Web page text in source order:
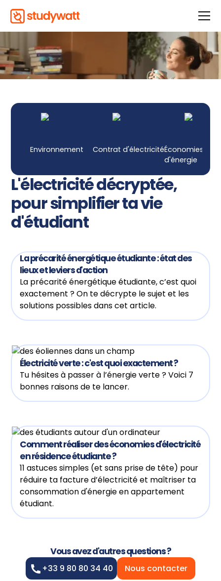
Environnement Contrat d'électricitéÉconomies
d'énergie
L'électricité décryptée,
pour simplifier ta vie
d'étudiant
La précarité énergétique étudiante : état des
lieux et leviers d'action
La précarité énergétique étudiante, c’est quoi
exactement ? On te décrypte le sujet et les
solutions possibles dans cet article.
Électricité verte : c'est quoi exactement ?
Tu hésites à passer à l’énergie verte ? Voici 7
bonnes raisons de te lancer.
Comment réaliser des économies d'électricité
en résidence étudiante ?
11 astuces simples (et sans prise de tête) pour
réduire ta facture d’électricité et maîtriser ta
consommation d'énergie en appartement
étudiant.
Vous avez d'autres questions ?
+33 9 80 80 34 40 Nous contacter